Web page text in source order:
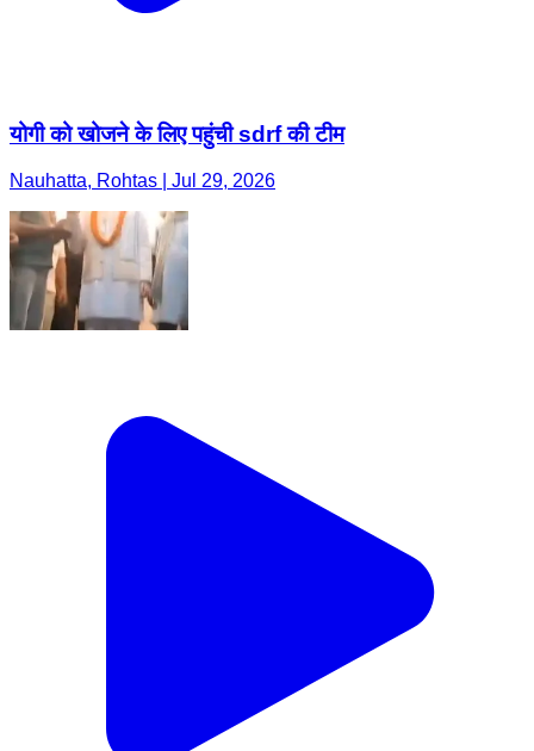
योगी को खोजने के लिए पहुंची sdrf की टीम
Nauhatta, Rohtas | Jul 29, 2026